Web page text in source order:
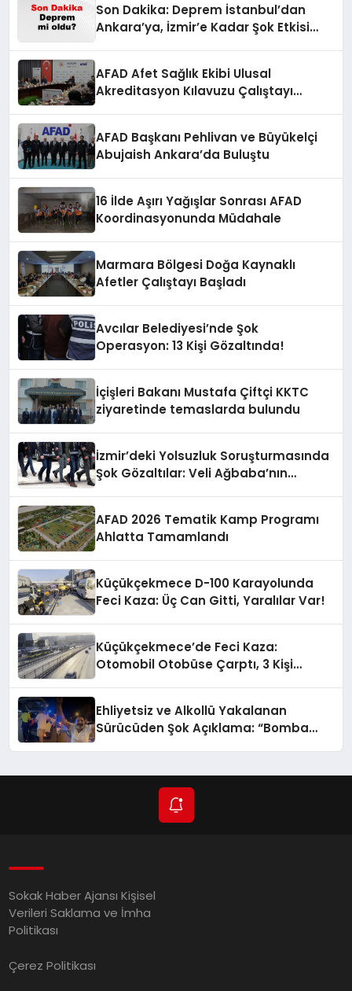
Son Dakika: Deprem İstanbul’dan
Ankara’ya, İzmir’e Kadar Şok Etkisi
AFAD Afet Sağlık Ekibi Ulusal
Akreditasyon Kılavuzu Çalıştayı
AFAD Başkanı Pehlivan ve Büyükelçi
Abujaish Ankara’da Buluştu
16 İlde Aşırı Yağışlar Sonrası AFAD
Koordinasyonunda Müdahale
Marmara Bölgesi Doğa Kaynaklı
Afetler Çalıştayı Başladı
Avcılar Belediyesi’nde Şok
Operasyon: 13 Kişi Gözaltında!
İçişleri Bakanı Mustafa Çiftçi KKTC
ziyaretinde temaslarda bulundu
İzmir’deki Yolsuzluk Soruşturmasında
Şok Gözaltılar: Veli Ağbaba’nın
AFAD 2026 Tematik Kamp Programı
Ahlatta Tamamlandı
Küçükçekmece D-100 Karayolunda
Feci Kaza: Üç Can Gitti, Yaralılar Var!
Küçükçekmece’de Feci Kaza:
Otomobil Otobüse Çarptı, 3 Kişi
Ehliyetsiz ve Alkollü Yakalanan
Sürücüden Şok Açıklama: “Bomba
Sokak Haber Ajansı Kişisel
Verileri Saklama ve İmha
Politikası
Çerez Politikası